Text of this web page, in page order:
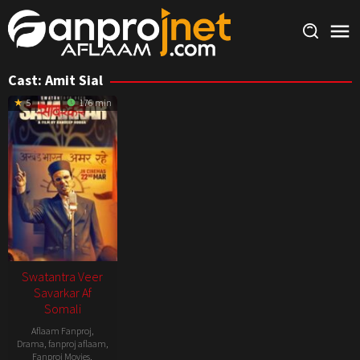
Skip
to
content
Cast: Amit Sial
5 176 min
Swatantra Veer
Savarkar Af
Somali
Aflaam Fanproj
Drama fanproj aflaam
Fanproj Movies